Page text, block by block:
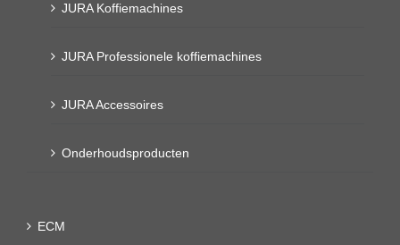
JURA Koffiemachines
JURA Professionele koffiemachines
JURA Accessoires
Onderhoudsproducten
ECM